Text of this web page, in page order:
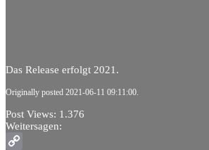
Das Release erfolgt 2021.
Originally posted 2021-06-11 09:11:00.
Post Views: 1.376
Weitersagen: